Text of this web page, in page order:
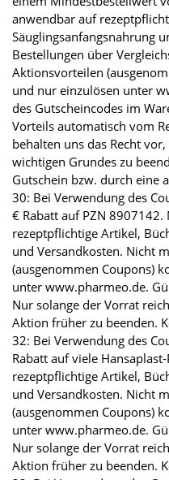
anwendbar auf
Säuglingsanfangsnahrung
Bestellungen über
Aktionsvorteilen
und nur einzulösen unter
des Gutscheincodes im
Vorteils automatisch vom
behalten uns das Recht
wichtigen Grundes zu
Gutschein bzw. durch eine
30: Bei Verwendung des
€ Rabatt auf PZN
rezeptpflichtige Artikel,
und Versandkosten. Nicht
(ausgenommen Coupons)
unter www.pharmeo.de.
Nur solange der Vorrat
Aktion früher zu beenden.
32: Bei Verwendung des
Rabatt auf viele
rezeptpflichtige Artikel,
und Versandkosten. Nicht
(ausgenommen Coupons)
unter www.pharmeo.de.
Nur solange der Vorrat
Aktion früher zu beenden.